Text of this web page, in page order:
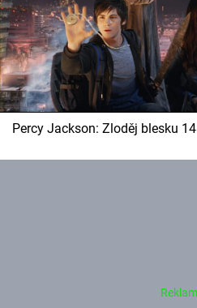
Percy Jackson: Zloděj blesku 14